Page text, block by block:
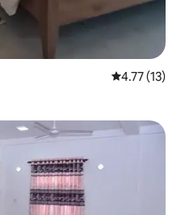
レビュー13
4.77 (13)